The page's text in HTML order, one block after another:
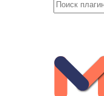
Поиск